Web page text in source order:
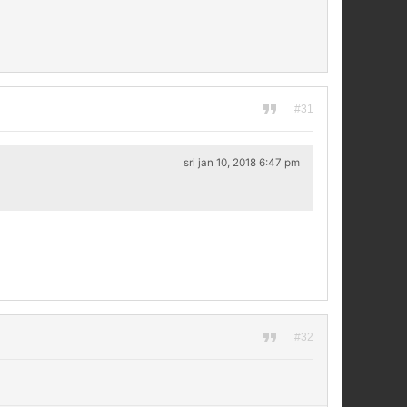
#31
sri jan 10, 2018 6:47 pm
#32